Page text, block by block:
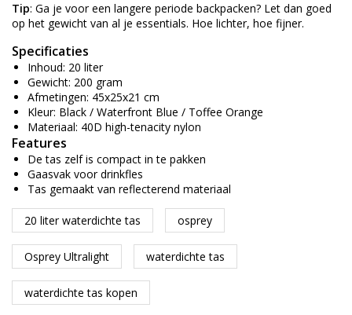
Tip: Ga je voor een langere periode backpacken? Let dan goed
op het gewicht van al je essentials. Hoe lichter, hoe fijner.
Specificaties
Inhoud: 20 liter
Gewicht: 200 gram
Afmetingen: 45x25x21 cm
Kleur: Black / Waterfront Blue / Toffee Orange
Materiaal: 40D high-tenacity nylon
Features
De tas zelf is compact in te pakken
Gaasvak voor drinkfles
Tas gemaakt van reflecterend materiaal
20 liter waterdichte tas osprey
Osprey Ultralight waterdichte tas
waterdichte tas kopen